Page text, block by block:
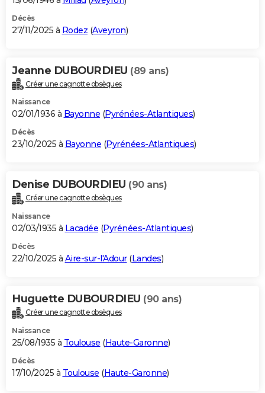
Décès
27/11/2025 à Rodez (Aveyron)
Jeanne DUBOURDIEU (89 ans)
Créer une cagnotte obsèques
Naissance
02/01/1936 à Bayonne (Pyrénées-Atlantiques)
Décès
23/10/2025 à Bayonne (Pyrénées-Atlantiques)
Denise DUBOURDIEU (90 ans)
Créer une cagnotte obsèques
Naissance
02/03/1935 à Lacadée (Pyrénées-Atlantiques)
Décès
22/10/2025 à Aire-sur-l'Adour(Landes)
Huguette DUBOURDIEU (90 ans)
Créer une cagnotte obsèques
Naissance
25/08/1935 à Toulouse (Haute-Garonne)
Décès
17/10/2025 à Toulouse (Haute-Garonne)